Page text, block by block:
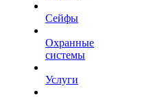
Сейфы
Охранные
системы
Услуги